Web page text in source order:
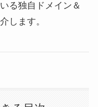
る独自ドメイン＆
します。